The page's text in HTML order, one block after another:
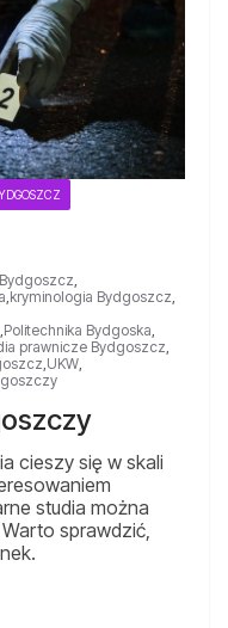
kryminologia Bydgoszcz
Politechnika Bydgoska
prawnicze Bydgoszcz
UKW
cieszy się w skali
studia można
sprawdzić,